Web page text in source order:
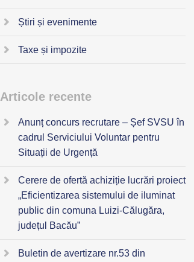
Știri și evenimente
Taxe și impozite
Articole recente
Anunț concurs recrutare – Șef SVSU în
cadrul Serviciului Voluntar pentru
Situații de Urgență
Cerere de ofertă achiziție lucrări proiect
„Eficientizarea sistemului de iluminat
public din comuna Luizi-Călugăra,
județul Bacău”
Buletin de avertizare nr.53 din